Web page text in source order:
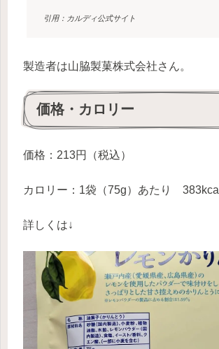
引用：カルディ公式サイト
製造者は山脇製菓株式会社さん。
価格・カロリー
価格：213円（税込）
カロリー：1袋（75g）あたり 383kcal
詳しくは↓